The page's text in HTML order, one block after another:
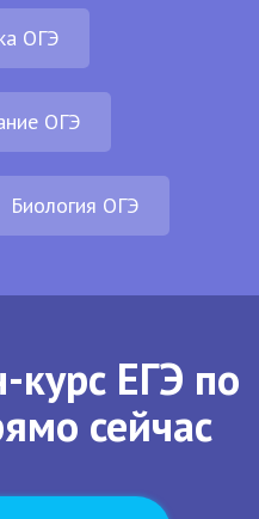
ОГЭ
ОГЭ
Биология ОГЭ
курс ЕГЭ по
сейчас